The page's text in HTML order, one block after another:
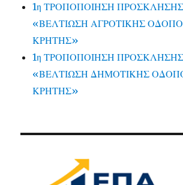
1η ΤΡΟΠΟΠΟΙΗΣΗ
«ΒΕΛΤΙΩΣΗ ΑΓΡΟΤΙΚΗΣ
ΚΡΗΤΗΣ»
1η ΤΡΟΠΟΠΟΙΗΣΗ
«ΒΕΛΤΙΩΣΗ ΔΗΜΟΤΙΚΗΣ
ΚΡΗΤΗΣ»